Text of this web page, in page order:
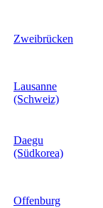
Zweibrücken
Lausanne
(Schweiz)
Daegu
(Südkorea)
Offenburg